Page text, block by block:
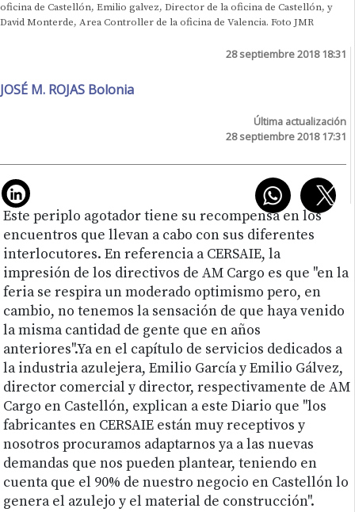
oficina de Castellón, Emilio galvez, Director de la oficina de Castellón, y
David Monterde, Area Controller de la oficina de Valencia. Foto JMR
28 septiembre 2018 18:31
JOSÉ M. ROJAS Bolonia
Última actualización
28 septiembre 2018 17:31
Este periplo agotador tiene su recompensa en los
encuentros que llevan a cabo con sus diferentes
interlocutores. En referencia a CERSAIE, la
impresión de los directivos de AM Cargo es que "en la
feria se respira un moderado optimismo pero, en
cambio, no tenemos la sensación de que haya venido
la misma cantidad de gente que en años
anteriores".Ya en el capítulo de servicios dedicados a
la industria azulejera, Emilio García y Emilio Gálvez,
director comercial y director, respectivamente de AM
Cargo en Castellón, explican a este Diario que "los
fabricantes en CERSAIE están muy receptivos y
nosotros procuramos adaptarnos ya a las nuevas
demandas que nos pueden plantear, teniendo en
cuenta que el 90% de nuestro negocio en Castellón lo
genera el azulejo y el material de construcción".